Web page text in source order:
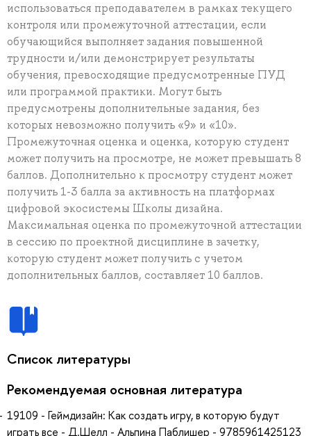
использоваться преподавателем в рамках текущего
контроля или промежуточной аттестации, если
обучающийся выполняет задания повышенной
трудности и/или демонстрирует результаты
обучения, превосходящие предусмотренные ПУД
или программой практики. Могут быть
предусмотрены дополнительные задания, без
которых невозможно получить «9» и «10».
Промежуточная оценка и оценка, которую студент
может получить на просмотре, не может превышать 8
баллов. Дополнительно к просмотру студент может
получить 1-3 балла за активность на платформах
цифровой экосистемы Школы дизайна.
Максимальная оценка по промежуточной аттестации
в сессию по проектной дисциплине в зачетку,
которую студент может получить с учетом
дополнительных баллов, составляет 10 баллов.
Список литературы
Рекомендуемая основная литература
19109 - Геймдизайн: Как создать игру, в которую будут
играть все - Д.Шелл - Альпина Паблишер - 9785961425123